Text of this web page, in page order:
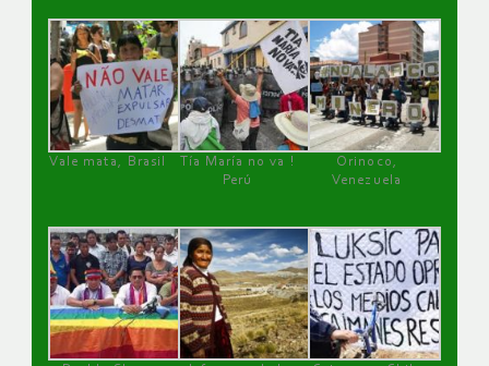
Vale mata, Brasil
Tía María no va !
Perú
Orinoco,
Venezuela